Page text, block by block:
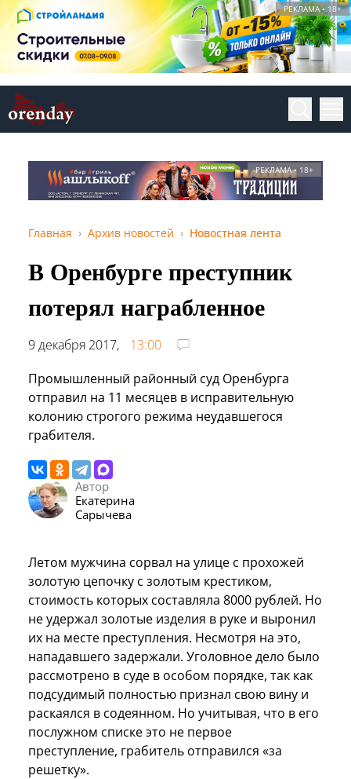
РЕКЛАМА • 18+
РЕКЛАМА • 18+
Главная Архив новостей Новостная лента
В Оренбурге преступник
потерял награбленное
9 декабря 2017,
13:00
Промышленный районный суд Оренбурга
отправил на 11 месяцев в исправительную
колонию строгого режима неудавшегося
грабителя.
Автор
Екатерина
Сарычева
Летом мужчина сорвал на улице с прохожей
золотую цепочку с золотым крестиком,
стоимость которых составляла 8000 рублей. Но
не удержал золотые изделия в руке и выронил
их на месте преступления. Несмотря на это,
нападавшего задержали. Уголовное дело было
рассмотрено в суде в особом порядке, так как
подсудимый полностью признал свою вину и
раскаялся в содеянном. Но учитывая, что в его
послужном списке это не первое
преступление, грабитель отправился «за
решетку».